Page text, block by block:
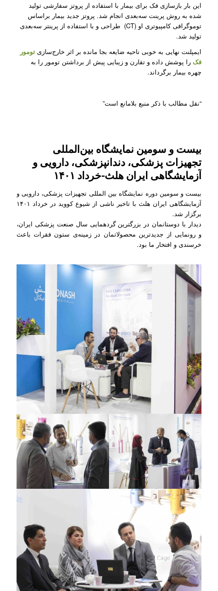
این بار بازسازی فک برای بیمار با استفاده از پروتز سفارشی تولید
شده به روش پرینت سه‌بعدی انجام شد. پروتز جدید بیمار براساس
توموگرافی کامپیوتری او (CT) طراحی و با استفاده از پرینتر سه‌بعدی
تولید شد.
ایمپلنت نهایی به خوبی ناحیه ضایعه بجا مانده بر اثر خارج‌سازی تومور
فکرا پوشش داده و تقارن و زیبایی پیش از برداشتن تومور را به
چهره بیمار برگرداند.
“نقل مطالب با ذکر منبع بلامانع است”
بیست و سومین نمایشگاه بین‌المللی
تجهیزات پزشکی، دندانپزشکی، دارویی و
آزمایشگاهی ایران هلث-خرداد ۱۴۰۱
بیست و سومین دوره نمایشگاه بین المللی تجهیزات پزشکی، دارویی و
آزمایشگاهی ایران هلث با تاخیر ناشی از شیوع کووید در خرداد ۱۴۰۱
برگزار شد.
دیدار با دوستانمان در بزرگترین گردهمایی سال صنعت پزشکی ایران،
و رونمایی از جدیدترین محصولاتمان در زمینه‌ی ستون فقرات باعث
خرسندی و افتخار ما بود.